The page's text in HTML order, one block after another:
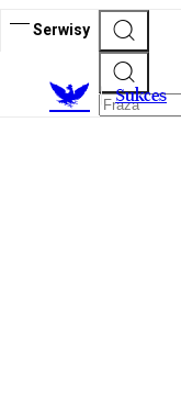
Serwisy
Sukces